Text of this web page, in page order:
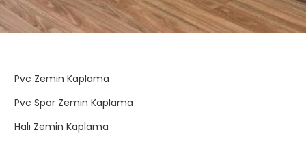
Pvc Zemin Kaplama
Pvc Spor Zemin Kaplama
Halı Zemin Kaplama